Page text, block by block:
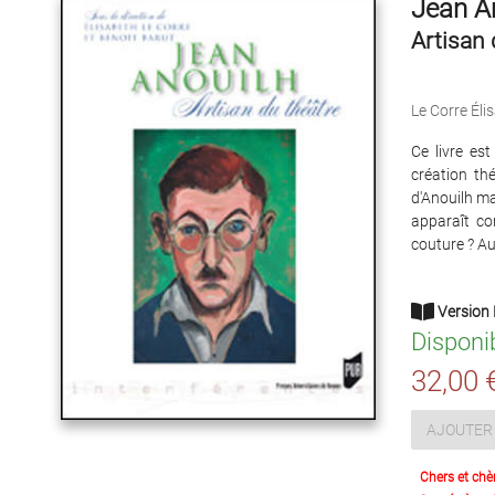
Jean
Artisan
Le Corre
Ce livre
création
d'Anouilh
apparaît
couture ?
Version
32,00
Chers et